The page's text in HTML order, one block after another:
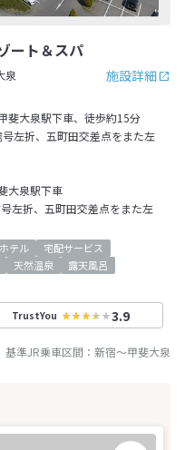
ート＆スパ
施設詳細
泉
斐大泉駅下車、徒歩約15分
左折、五町田交差点をまた左
大泉駅下車
左折、五町田交差点をまた左
テル
宅配サービス
天然温泉
露天風呂
TrustYou 3.9
基準JR乗車区間： 新宿～甲斐大泉